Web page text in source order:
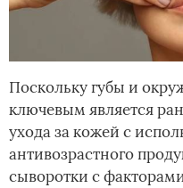
Поскольку губы и
ключевым является
ухода за кожей с
антивозрастного
сыворотки с